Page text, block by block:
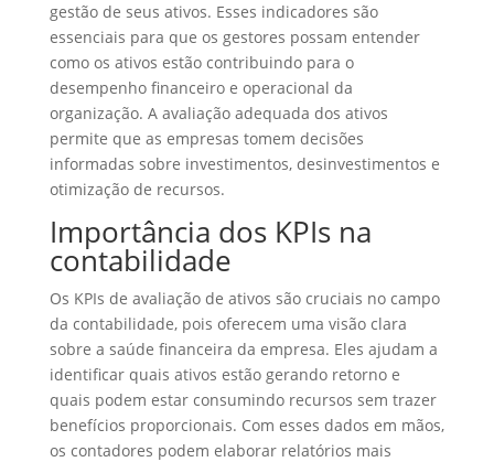
gestão de seus ativos. Esses indicadores são
essenciais para que os gestores possam entender
como os ativos estão contribuindo para o
desempenho financeiro e operacional da
organização. A avaliação adequada dos ativos
permite que as empresas tomem decisões
informadas sobre investimentos, desinvestimentos e
otimização de recursos.
Importância dos KPIs na
contabilidade
Os KPIs de avaliação de ativos são cruciais no campo
da contabilidade, pois oferecem uma visão clara
sobre a saúde financeira da empresa. Eles ajudam a
identificar quais ativos estão gerando retorno e
quais podem estar consumindo recursos sem trazer
benefícios proporcionais. Com esses dados em mãos,
os contadores podem elaborar relatórios mais